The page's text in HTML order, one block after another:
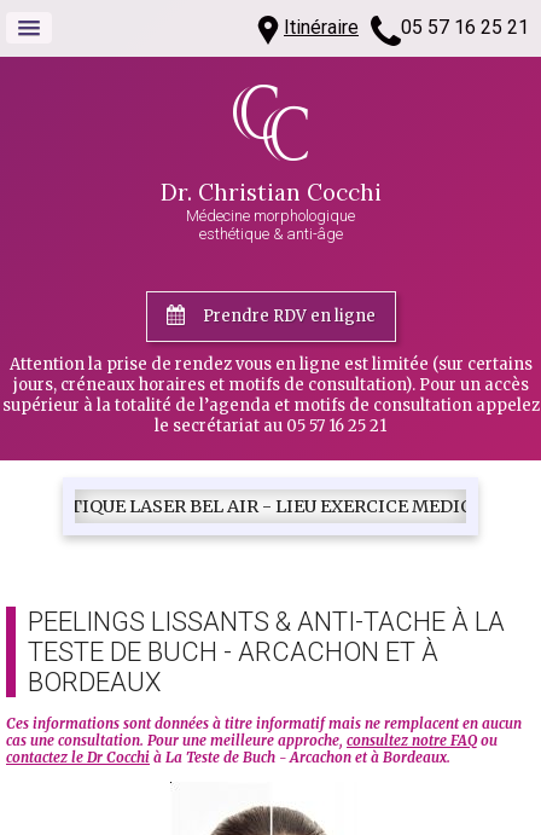
05 57 16 25 21
Itinéraire
Dr. Christian Cocchi
Médecine morphologique
esthétique & anti-âge
Prendre RDV en ligne
Attention la prise de rendez vous en ligne est limitée (sur certains
jours, créneaux horaires et motifs de consultation). Pour un accès
supérieur à la totalité de l’agenda et motifs de consultation appelez
le secrétariat au 05 57 16 25 21
LASER BEL AIR - LIEU EXERCICE MEDICAL DU DR
PEELINGS LISSANTS & ANTI-TACHE À LA
TESTE DE BUCH - ARCACHON ET À
BORDEAUX
Ces informations sont données à titre informatif mais ne remplacent en aucun
cas une consultation. Pour une meilleure approche, consultez notre FAQ ou
contactez le Dr Cocchi à La Teste de Buch - Arcachon et à Bordeaux.